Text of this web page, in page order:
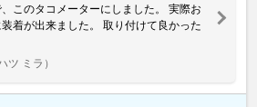
このタコメーターにしました。 実際お
着が出来ました。 取り付けて良かった
ツ ミラ）